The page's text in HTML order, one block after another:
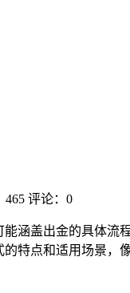
465 评论：0
能涵盖出金的具体流
特点和适用场景